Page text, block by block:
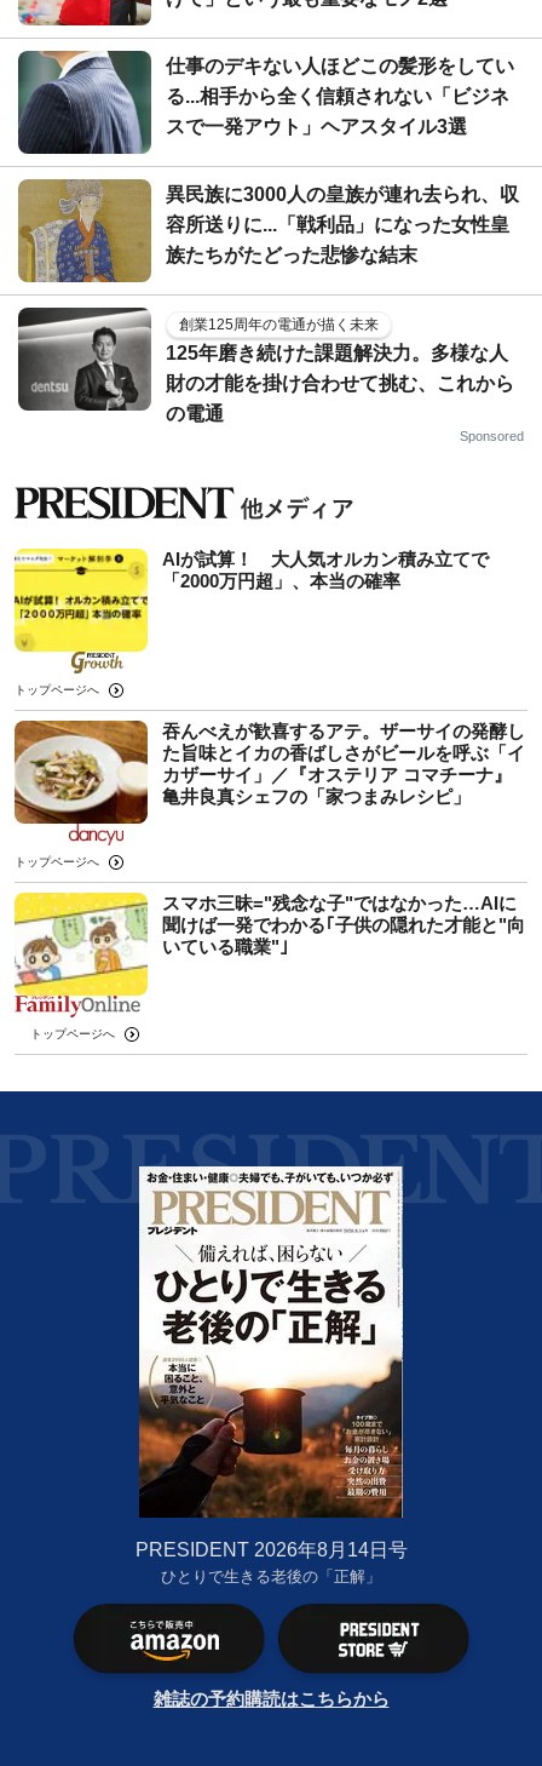
仕事のデキない人ほどこの髪形をしてい
る...相手から全く信頼されない「ビジネ
スで一発アウト」ヘアスタイル3選
異民族に3000人の皇族が連れ去られ、収
容所送りに...「戦利品」になった女性皇
族たちがたどった悲惨な結末
創業125周年の電通が描く未来
125年磨き続けた課題解決力。多様な人
財の才能を掛け合わせて挑む、これから
の電通
Sponsored
AIが試算！ 大人気オルカン積み立てで
「2000万円超」、本当の確率
トップページへ
吞んべえが歓喜するアテ。ザーサイの発酵し
た旨味とイカの香ばしさがビールを呼ぶ「イ
カザーサイ」／『オステリア コマチーナ』
⻲井良真シェフの「家つまみレシピ」
トップページへ
スマホ三昧="残念な子"ではなかった…AIに
聞けば一発でわかる｢子供の隠れた才能と"向
いている職業"｣
トップページへ
PRESIDENT 2026年8月14日号
ひとりで生きる老後の「正解」
雑誌の予約購読はこちらから